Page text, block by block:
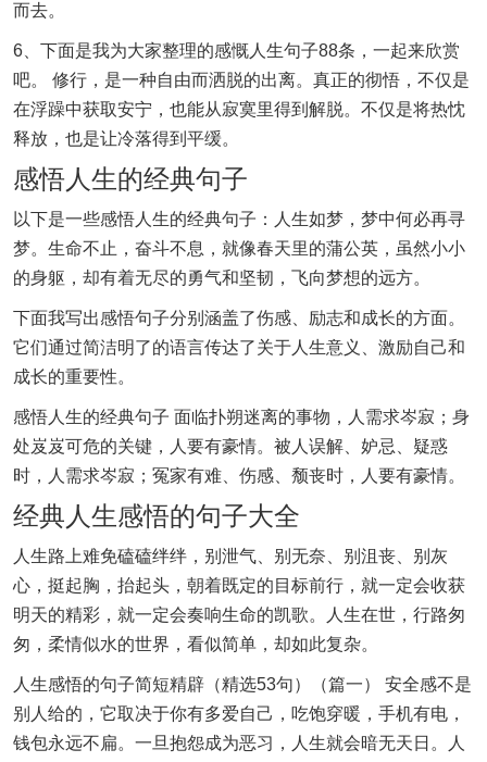
而去。
6、下面是我为大家整理的感慨人生句子88条，一起来欣赏
吧。 修行，是一种自由而洒脱的出离。真正的彻悟，不仅是
在浮躁中获取安宁，也能从寂寞里得到解脱。不仅是将热忱
释放，也是让冷落得到平缓。
感悟人生的经典句子
以下是一些感悟人生的经典句子：人生如梦，梦中何必再寻
梦。生命不止，奋斗不息，就像春天里的蒲公英，虽然小小
的身躯，却有着无尽的勇气和坚韧，飞向梦想的远方。
下面我写出感悟句子分别涵盖了伤感、励志和成长的方面。
它们通过简洁明了的语言传达了关于人生意义、激励自己和
成长的重要性。
感悟人生的经典句子 面临扑朔迷离的事物，人需求岑寂；身
处岌岌可危的关键，人要有豪情。被人误解、妒忌、疑惑
时，人需求岑寂；冤家有难、伤感、颓丧时，人要有豪情。
经典人生感悟的句子大全
人生路上难免磕磕绊绊，别泄气、别无奈、别沮丧、别灰
心，挺起胸，抬起头，朝着既定的目标前行，就一定会收获
明天的精彩，就一定会奏响生命的凯歌。人生在世，行路匆
匆，柔情似水的世界，看似简单，却如此复杂。
人生感悟的句子简短精辟（精选53句）（篇一） 安全感不是
别人给的，它取决于你有多爱自己，吃饱穿暖，手机有电，
钱包永远不扁。一旦抱怨成为恶习，人生就会暗无天日。人